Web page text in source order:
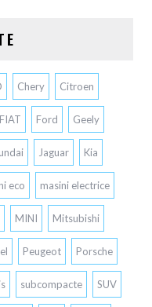
Chery Citroen
FIAT Ford Geely
Jaguar Kia
eco masini electrice
MINI Mitsubishi
Peugeot Porsche
subcompacte SUV